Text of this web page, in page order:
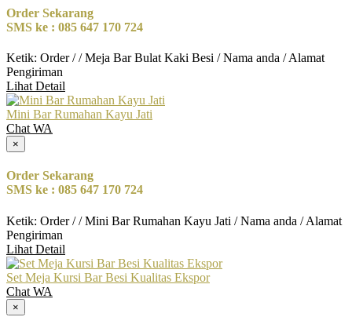
Order Sekarang
SMS ke : 085 647 170 724
Ketik: Order / / Meja Bar Bulat Kaki Besi / Nama anda / Alamat
Pengiriman
Lihat Detail
Mini Bar Rumahan Kayu Jati
Chat WA
×
Order Sekarang
SMS ke : 085 647 170 724
Ketik: Order / / Mini Bar Rumahan Kayu Jati / Nama anda / Alamat
Pengiriman
Lihat Detail
Set Meja Kursi Bar Besi Kualitas Ekspor
Chat WA
×